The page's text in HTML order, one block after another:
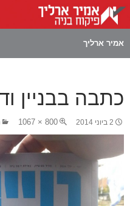
אמיר ארליך
כתבה בבניין
2 ביוני 2014 800 × 1067